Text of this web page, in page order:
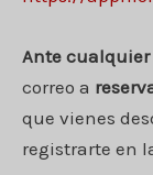
Ante
correo a
que vienes
registrarte en